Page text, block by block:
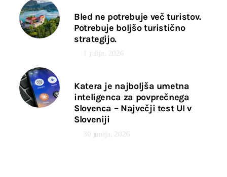
Bled ne potrebuje več turistov.
Potrebuje boljšo turistično
strategijo.
1 julija, 2026
Katera je najboljša umetna
inteligenca za povprečnega
Slovenca – Največji test UI v
Sloveniji
30 junija, 2026